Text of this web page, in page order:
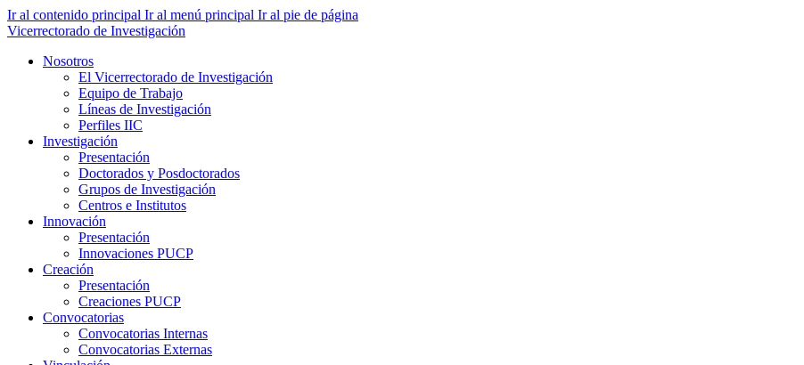
Ir al contenido principal Ir al menú principal Ir al pie de página
Vicerrectorado de Investigación
Nosotros
El Vicerrectorado de Investigación
Equipo de Trabajo
Líneas de Investigación
Perfiles IIC
Investigación
Presentación
Doctorados y Posdoctorados
Grupos de Investigación
Centros e Institutos
Innovación
Presentación
Innovaciones PUCP
Creación
Presentación
Creaciones PUCP
Convocatorias
Convocatorias Internas
Convocatorias Externas